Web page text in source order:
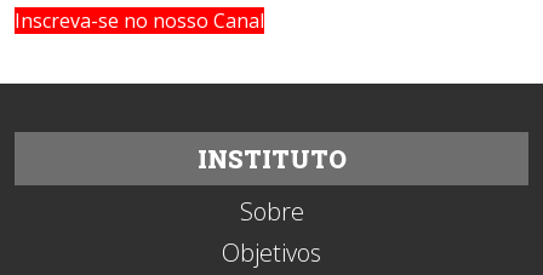
Inscreva-se no nosso Canal
INSTITUTO
Sobre
Objetivos